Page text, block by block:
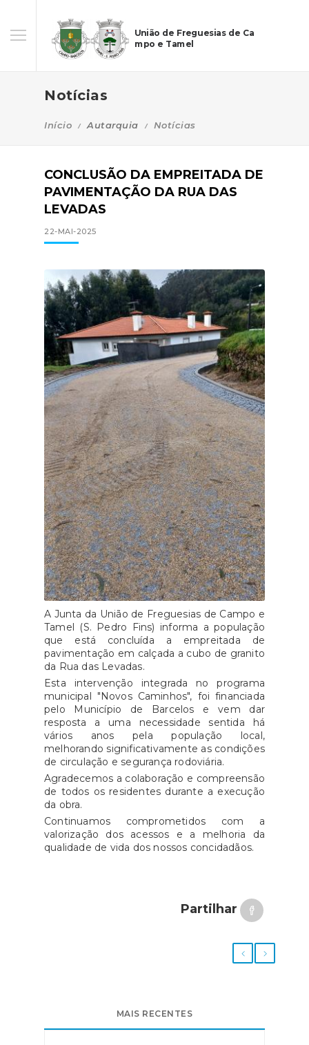
União de Freguesias de Ca
mpo e Tamel
Notícias
Início Autarquia Notícias
CONCLUSÃO DA EMPREITADA DE
PAVIMENTAÇÃO DA RUA DAS
LEVADAS
22-MAI-2025
A Junta da União de Freguesias de Campo e
Tamel (S. Pedro Fins) informa a população
que está concluída a empreitada de
pavimentação em calçada a cubo de granito
da Rua das Levadas.
Esta intervenção integrada no programa
municipal "Novos Caminhos", foi financiada
pelo Município de Barcelos e vem dar
resposta a uma necessidade sentida há
vários anos pela população local,
melhorando significativamente as condições
de circulação e segurança rodoviária.
Agradecemos a colaboração e compreensão
de todos os residentes durante a execução
da obra.
Continuamos comprometidos com a
valorização dos acessos e a melhoria da
qualidade de vida dos nossos concidadãos.
Partilhar
MAIS RECENTES